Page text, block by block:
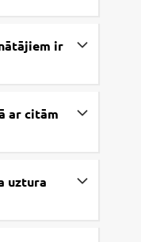
ir
ar citām
uztura